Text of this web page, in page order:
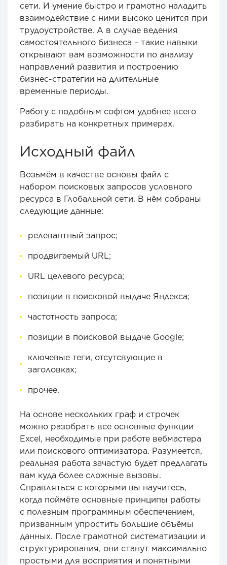
сети. И умение быстро и грамотно наладить
взаимодействие с ними высоко ценится при
трудоустройстве. А в случае ведения
самостоятельного бизнеса – такие навыки
открывают вам возможности по анализу
направлений развития и построению
бизнес-стратегии на длительные
временные периоды.
Работу с подобным софтом удобнее всего
разбирать на конкретных примерах.
Исходный файл
Возьмём в качестве основы файл с
набором поисковых запросов условного
ресурса в Глобальной сети. В нём собраны
следующие данные:
релевантный запрос;
продвигаемый URL;
URL целевого ресурса;
позиции в поисковой выдаче Яндекса;
частотность запроса;
позиции в поисковой выдаче Google;
ключевые теги, отсутсвующие в
заголовках;
прочее.
На основе нескольких граф и строчек
можно разобрать все основные функции
Excel, необходимые при работе вебмастера
или поискового оптимизатора. Разумеется,
реальная работа зачастую будет предлагать
вам куда более сложные вызовы.
Справляться с которыми вы научитесь,
когда поймёте основные принципы работы
с полезным программным обеспечением,
призванным упростить большие объёмы
данных. После грамотной систематизации и
структурирования, они станут максимально
простыми для восприятия и понятными